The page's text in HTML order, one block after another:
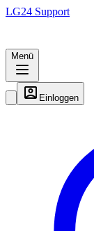
LG24 Support
Menü
Einloggen